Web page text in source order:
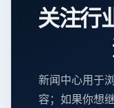
关注行
新闻中心用于
容；如果你想